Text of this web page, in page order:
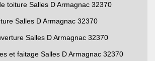
toiture Salles D Armagnac 32370
Salles D Armagnac 32370
Salles D Armagnac 32370
et faitage Salles D Armagnac 32370